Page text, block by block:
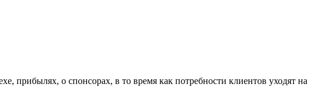
прибылях, о спонсорах, в то время как потребности клиентов уходят на